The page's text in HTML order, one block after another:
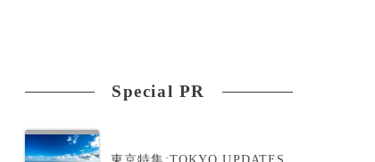
Special PR
東京特集:TOKYO UPDATES